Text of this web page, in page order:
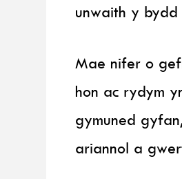
unwaith y
Mae nifer o
hon ac rydym
gymuned
ariannol a